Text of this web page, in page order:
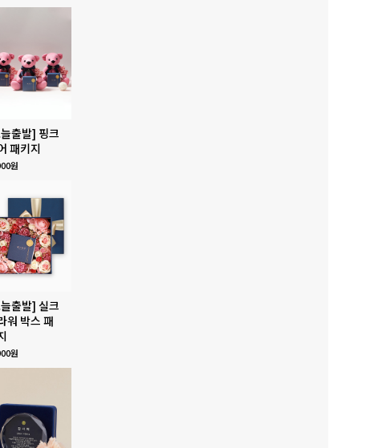
출발] 핑크
패키지
원
출발] 실크
워 박스 패
원